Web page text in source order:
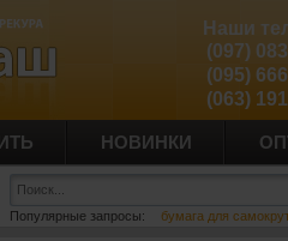
Наши
(097)
(095)
(063)
НОВИНКИ
Популярные запросы: бумага для